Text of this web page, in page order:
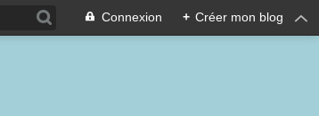
Connexion + Créer mon blog